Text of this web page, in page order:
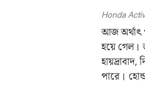
Honda
আজ অর্থাৎ
হয়ে গেল।
পারে।